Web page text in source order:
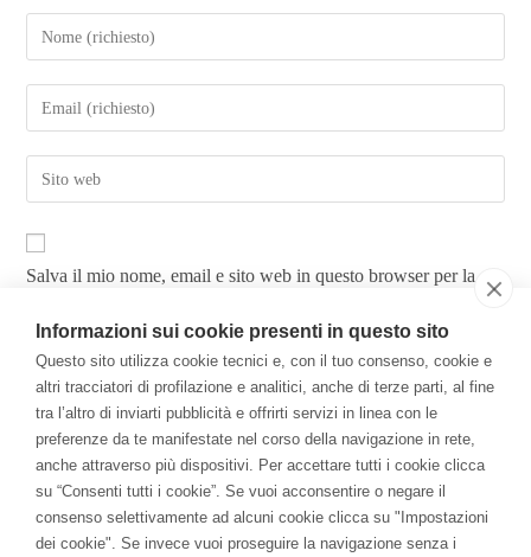
Salva il mio nome, email e sito web in questo browser per la
Il Libro
Per una Economia della Consapevolezza: come la
Informazioni sui cookie presenti in questo sito
Questo sito utilizza cookie tecnici e, con il tuo consenso, cookie e
altri tracciatori di profilazione e analitici, anche di terze parti, al fine
tra l’altro di inviarti pubblicità e offrirti servizi in linea con le
preferenze da te manifestate nel corso della navigazione in rete,
anche attraverso più dispositivi. Per accettare tutti i cookie clicca
su “Consenti tutti i cookie”. Se vuoi acconsentire o negare il
consenso selettivamente ad alcuni cookie clicca su "Impostazioni
dei cookie". Se invece vuoi proseguire la navigazione senza i